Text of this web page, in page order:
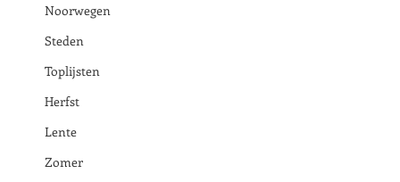
Noorwegen
Steden
Toplijsten
Herfst
Lente
Zomer